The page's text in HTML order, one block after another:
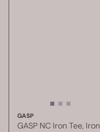
GASP
GASP NC Iron Tee, Iron